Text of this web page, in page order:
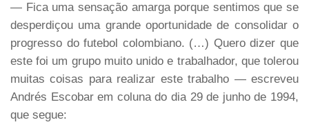
— Fica uma sensação amarga porque sentimos que se
desperdiçou uma grande oportunidade de consolidar o
progresso do futebol colombiano. (…) Quero dizer que
este foi um grupo muito unido e trabalhador, que tolerou
muitas coisas para realizar este trabalho — escreveu
Andrés Escobar em coluna do dia 29 de junho de 1994,
que segue: